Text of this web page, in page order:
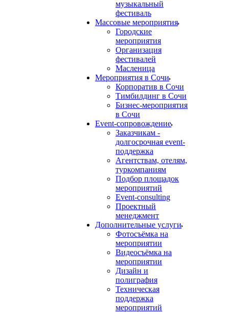
музыкальный
фестиваль
Массовые мероприятия
Городские
мероприятия
Организация
фестивалей
Масленица
Мероприятия в Сочи
Корпоратив в Сочи
Тимбилдинг в Сочи
Бизнес-мероприятия
в Сочи
Event-сопровождение
Заказчикам -
долгосрочная event-
поддержка
Агентствам, отелям,
туркомпаниям
Подбор площадок
мероприятий
Event-consulting
Проектный
менеджмент
Дополнительные услуги
Фотосъёмка на
мероприятии
Видеосъёмка на
мероприятии
Дизайн и
полиграфия
Техническая
поддержка
мероприятий